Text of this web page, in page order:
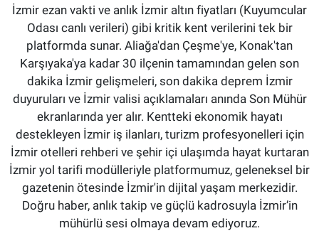
İzmir ezan vakti ve anlık İzmir altın fiyatları (Kuyumcular
Odası canlı verileri) gibi kritik kent verilerini tek bir
platformda sunar. Aliağa'dan Çeşme'ye, Konak'tan
Karşıyaka'ya kadar 30 ilçenin tamamından gelen son
dakika İzmir gelişmeleri, son dakika deprem İzmir
duyuruları ve İzmir valisi açıklamaları anında Son Mühür
ekranlarında yer alır. Kentteki ekonomik hayatı
destekleyen İzmir iş ilanları, turizm profesyonelleri için
İzmir otelleri rehberi ve şehir içi ulaşımda hayat kurtaran
İzmir yol tarifi modülleriyle platformumuz, geleneksel bir
gazetenin ötesinde İzmir'in dijital yaşam merkezidir.
Doğru haber, anlık takip ve güçlü kadrosuyla İzmir’in
mühürlü sesi olmaya devam ediyoruz.